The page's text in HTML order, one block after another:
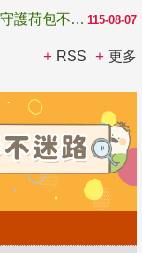
115-08-07
反詐騙宣導_防詐有道，霹靂布袋戲陪你守護荷包不受騙
RSS 更多